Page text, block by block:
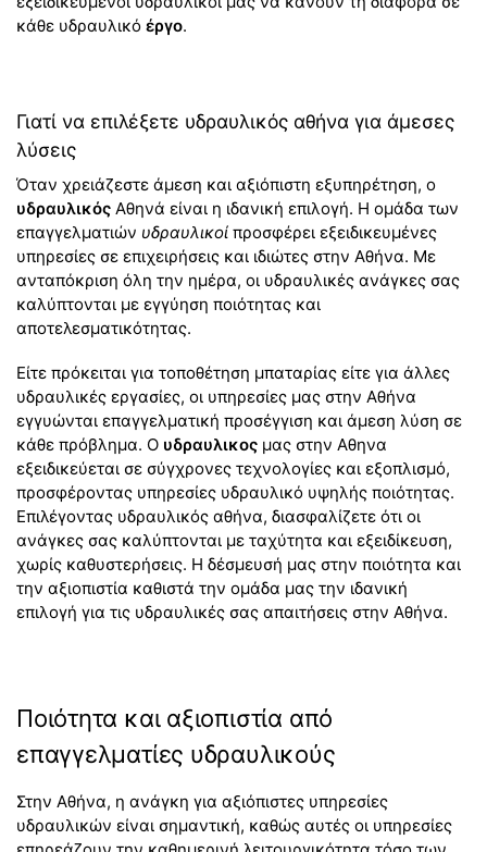
κάθε υδραυλικό έργο.
Γιατί να επιλέξετε υδραυλικός αθήνα για άμεσες
λύσεις
Όταν χρειάζεστε άμεση και αξιόπιστη εξυπηρέτηση, ο
υδραυλικός Αθηνά είναι η ιδανική επιλογή. Η ομάδα των
επαγγελματιών υδραυλικοί προσφέρει εξειδικευμένες
υπηρεσίες σε επιχειρήσεις και ιδιώτες στην Αθήνα. Με
ανταπόκριση όλη την ημέρα, οι υδραυλικές ανάγκες σας
καλύπτονται με εγγύηση ποιότητας και
αποτελεσματικότητας.
Είτε πρόκειται για τοποθέτηση μπαταρίας είτε για άλλες
υδραυλικές εργασίες, οι υπηρεσίες μας στην Αθήνα
εγγυώνται επαγγελματική προσέγγιση και άμεση λύση σε
κάθε πρόβλημα. Ο υδραυλικος μας στην Αθηνα
εξειδικεύεται σε σύγχρονες τεχνολογίες και εξοπλισμό,
προσφέροντας υπηρεσίες υδραυλικό υψηλής ποιότητας.
Επιλέγοντας υδραυλικός αθήνα, διασφαλίζετε ότι οι
ανάγκες σας καλύπτονται με ταχύτητα και εξειδίκευση,
χωρίς καθυστερήσεις. Η δέσμευσή μας στην ποιότητα και
την αξιοπιστία καθιστά την ομάδα μας την ιδανική
επιλογή για τις υδραυλικές σας απαιτήσεις στην Αθήνα.
Ποιότητα και αξιοπιστία από
επαγγελματίες υδραυλικούς
Στην Αθήνα, η ανάγκη για αξιόπιστες υπηρεσίες
υδραυλικών είναι σημαντική, καθώς αυτές οι υπηρεσίες